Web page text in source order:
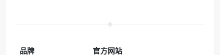
品牌
官方网站